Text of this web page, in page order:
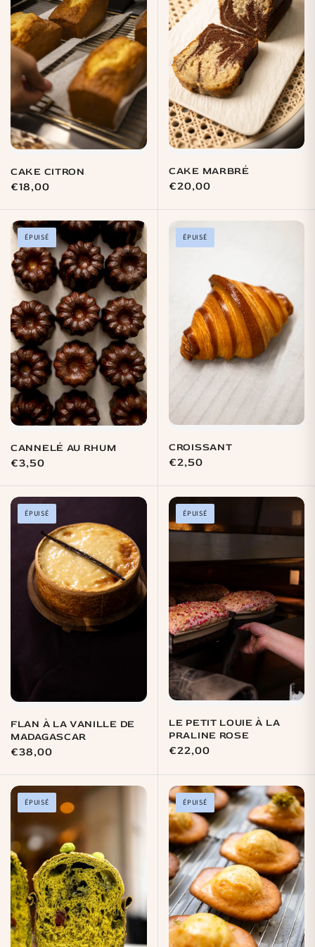
CAKE CITRON
Prix
€18,00
CAKE MARBRÉ
Prix
€20,00
ÉPUISÉ
CANNELÉ AU RHUM
Prix
€3,50
ÉPUISÉ
CROISSANT
Prix
€2,50
ÉPUISÉ
FLAN À LA VANILLE DE
MADAGASCAR
Prix
€38,00
ÉPUISÉ
LE PETIT LOUIE À LA
PRALINE ROSE
Prix
€22,00
ÉPUISÉ ÉPUISÉ